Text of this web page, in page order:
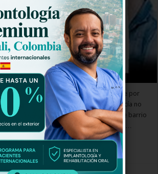
basada en hechos reales sobre lo que fue por
peligroso del continente, donde la policía no
y Andrés, dos jóvenes que caen en este barrio
todos los medios, poniendo su vida en …